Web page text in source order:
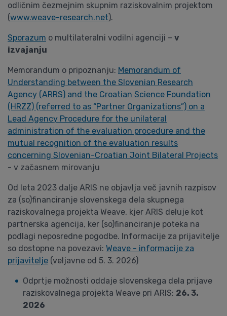
odličnim čezmejnim skupnim raziskovalnim projektom
(www.weave-research.net).
Sporazum o multilateralni vodilni agenciji – v
izvajanju
Memorandum o pripoznanju: Memorandum of
Understanding between the Slovenian Research
Agency (ARRS) and the Croatian Science Foundation
(HRZZ) (referred to as “Partner Organizations”) on a
Lead Agency Procedure for the unilateral
administration of the evaluation procedure and the
mutual recognition of the evaluation results
concerning Slovenian-Croatian Joint Bilateral Projects
- v začasnem mirovanju
Od leta 2023 dalje ARIS ne objavlja več javnih razpisov
za (so)financiranje slovenskega dela skupnega
raziskovalnega projekta Weave, kjer ARIS deluje kot
partnerska agencija, ker (so)financiranje poteka na
podlagi neposredne pogodbe. Informacije za prijavitelje
so dostopne na povezavi: Weave - informacije za
prijavitelje (veljavne od 5. 3. 2026)
Odprtje možnosti oddaje slovenskega dela prijave
raziskovalnega projekta Weave pri ARIS: 26. 3.
2026